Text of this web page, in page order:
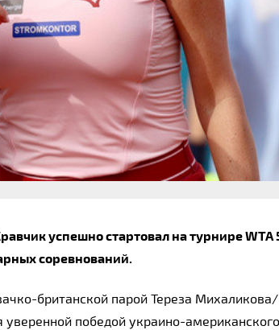
успешно стартовал на турнире WTA
соревнований.
британской парой Тереза ​​Михаликова/
победой украино-американского